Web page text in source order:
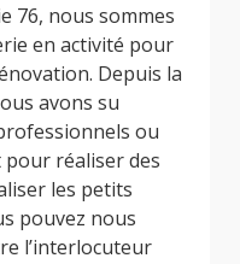
76, nous sommes
en activité pour
Depuis la
avons su
ou
pour réaliser des
les petits
pouvez nous
l’interlocuteur